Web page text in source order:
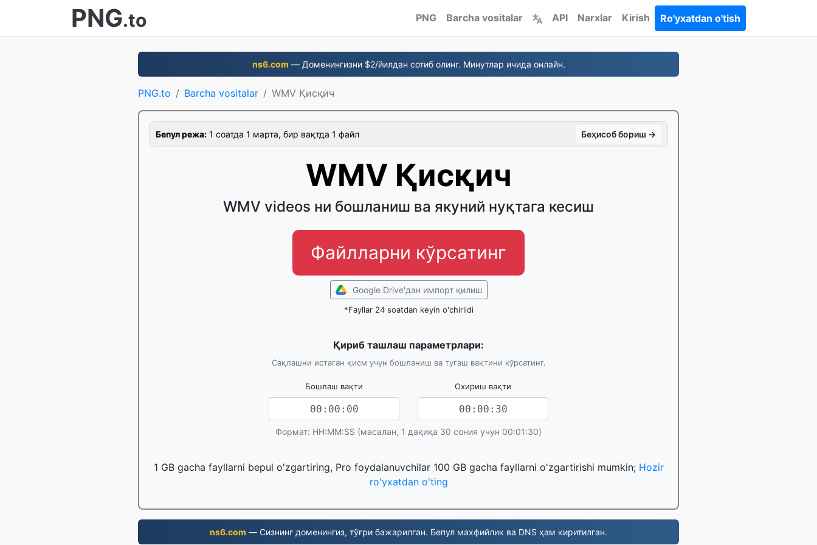
PNG.to PNG Barcha vositalar API Narxlar Kirish Ro'yxatdan o'tish
ns6.com — Доменингизни $2/йилдан сотиб олинг. Минутлар ичида онлайн.
PNG.to Barcha vositalar WMV Қисқич
Бепул режа: 1 соатда 1 марта, бир вақтда 1 файл Беҳисоб бориш →
WMV Қисқич
WMV videos ни бошланиш ва якуний нуқтага кесиш
Файлларни кўрсатинг
Google Drive'дан импорт қилиш
*Fayllar 24 soatdan keyin o'chirildi
Қириб ташлаш параметрлари:
Сақлашни истаган қисм учун бошланиш ва тугаш вақтини кўрсатинг.
Бошлаш вақти Охириш вақти
Формат: HH:MM:SS (масалан, 1 дақиқа 30 сония учун 00:01:30)
1 GB gacha fayllarni bepul o'zgartiring, Pro foydalanuvchilar 100 GB gacha fayllarni o'zgartirishi mumkin; Hozir
ro'yxatdan o'ting
ns6.com — Сизнинг доменингиз, тўғри бажарилган. Бепул махфийлик ва DNS ҳам киритилган.